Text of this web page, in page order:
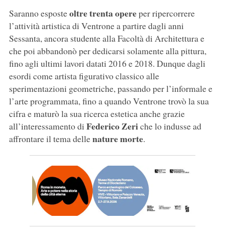
Saranno esposteoltre trenta opereper ripercorrere
l’attività artistica di Ventrone a partire dagli anni
Sessanta, ancora studente alla Facoltà di Architettura e
che poi abbandonò per dedicarsi solamente alla pittura,
fino agli ultimi lavori datati 2016 e 2018. Dunque dagli
esordi come artista figurativo classico alle
sperimentazioni geometriche, passando per l’informale e
l’arte programmata, fino a quando Ventrone trovò la sua
cifra e maturò la sua ricerca estetica anche grazie
all’interessamento di Federico Zeriche lo indusse ad
affrontare il tema dellenature morte.